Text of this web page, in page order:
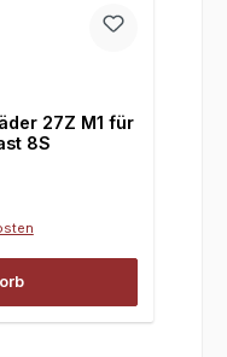
M1 für
8S